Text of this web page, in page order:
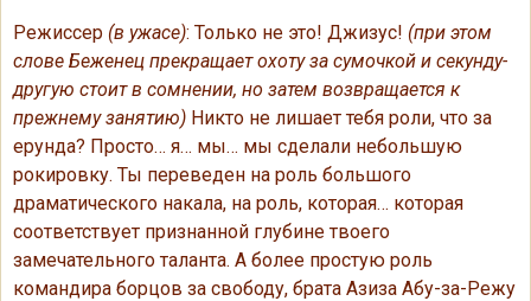
Режиссер (в ужасе): Только не это! Джизус! (при этом
слове Беженец прекращает охоту за сумочкой и секунду-
другую стоит в сомнении, но затем возвращается к
прежнему занятию) Никто не лишает тебя роли, что за
ерунда? Просто… я… мы… мы сделали небольшую
рокировку. Ты переведен на роль большого
драматического накала, на роль, которая… которая
соответствует признанной глубине твоего
замечательного таланта. А более простую роль
командира борцов за свободу, брата Азиза Абу-за-Режу